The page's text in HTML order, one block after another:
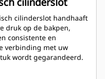
cilinderslot handhaaft
druk op de bakpen,
consistente en
verbinding met uw
wordt gegarandeerd.